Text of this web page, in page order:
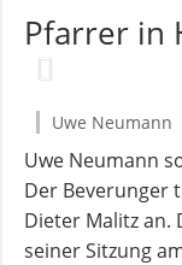
Gremien
Pfarrer
und
Pfarrer in
Uwe Neumann
Uwe Neumann
Der Beverunger
Dieter Malitz an.
seiner Sitzung